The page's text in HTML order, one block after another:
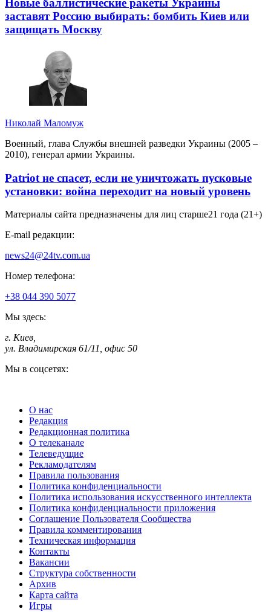
Новые баллистические ракеты Украины
заставят Россию выбирать: бомбить Киев или
защищать Москву
Николай Маломуж
Военный, глава Службы внешней разведки Украины (2005 –
2010), генерал армии Украины.
Patriot не спасет, если не уничтожать пусковые
установки: война переходит на новый уровень
Материалы сайта предназначены для лиц старше21 года (21+)
E-mail редакции:
news24@24tv.com.ua
Номер телефона:
+38 044 390 5077
Мы здесь:
г. Киев,
ул. Владимирская 61/11, офис 50
Мы в соцсетях:
О нас
Редакция
Редакционная политика
О телеканале
Телеведущие
Рекламодателям
Правила пользования
Политика конфиденциальности
Политика использования искусственного интеллекта
Политика конфиденциальности приложения
Соглашение Пользователя Сообщества
Правила комментирования
Техническая информация
Контакты
Вакансии
Структура собственности
Архив
Карта сайта
Игры